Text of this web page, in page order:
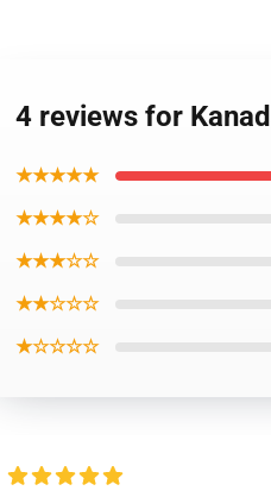
4 reviews for
★★★★★
★★★★☆
★★★☆☆
★★☆☆☆
★☆☆☆☆